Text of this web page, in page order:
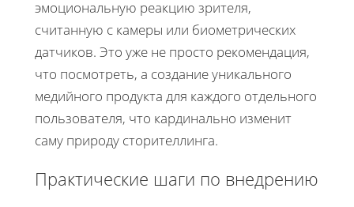
эмоциональную реакцию зрителя,
считанную с камеры или биометрических
датчиков. Это уже не просто рекомендация,
что посмотреть, а создание уникального
медийного продукта для каждого отдельного
пользователя, что кардинально изменит
саму природу сторителлинга.
Практические шаги по внедрению